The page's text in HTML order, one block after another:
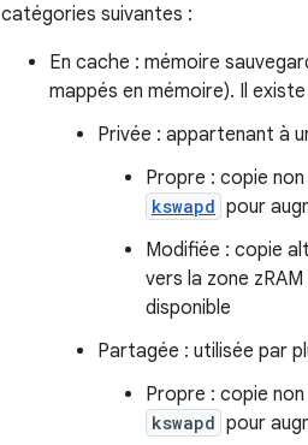
catégories suivantes :
En cache : mémoire
mappés en mémoire). Il
Privée : appartenant à
Propre : copie
kswapd pour
Modifiée : copie
vers la zone
disponible
Partagée : utilisée par
Propre : copie
kswapd pour